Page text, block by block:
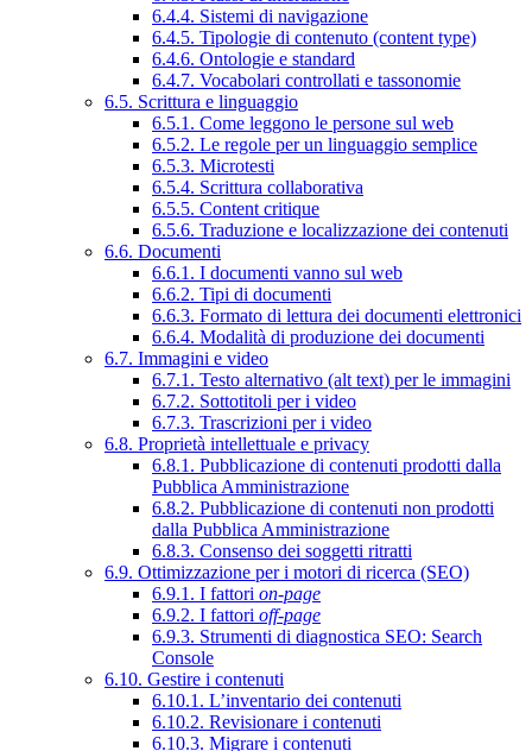
6.4.4. Sistemi di navigazione
6.4.5. Tipologie di contenuto (content type)
6.4.6. Ontologie e standard
6.4.7. Vocabolari controllati e tassonomie
6.5. Scrittura e linguaggio
6.5.1. Come leggono le persone sul web
6.5.2. Le regole per un linguaggio semplice
6.5.3. Microtesti
6.5.4. Scrittura collaborativa
6.5.5. Content critique
6.5.6. Traduzione e localizzazione dei contenuti
6.6. Documenti
6.6.1. I documenti vanno sul web
6.6.2. Tipi di documenti
6.6.3. Formato di lettura dei documenti elettronici
6.6.4. Modalità di produzione dei documenti
6.7. Immagini e video
6.7.1. Testo alternativo (alt text) per le immagini
6.7.2. Sottotitoli per i video
6.7.3. Trascrizioni per i video
6.8. Proprietà intellettuale e privacy
6.8.1. Pubblicazione di contenuti prodotti dalla
Pubblica Amministrazione
6.8.2. Pubblicazione di contenuti non prodotti
dalla Pubblica Amministrazione
6.8.3. Consenso dei soggetti ritratti
6.9. Ottimizzazione per i motori di ricerca (SEO)
6.9.1. I fattori on-page
6.9.2. I fattori off-page
6.9.3. Strumenti di diagnostica SEO: Search
Console
6.10. Gestire i contenuti
6.10.1. L’inventario dei contenuti
6.10.2. Revisionare i contenuti
6.10.3. Migrare i contenuti